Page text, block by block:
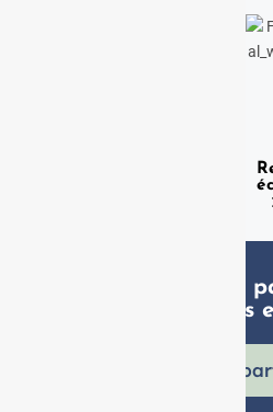
Une demande
faites nous
Demande